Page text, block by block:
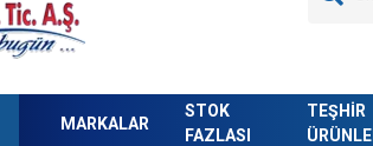
MARKALAR
STOK
FAZLASI
TEŞHİR